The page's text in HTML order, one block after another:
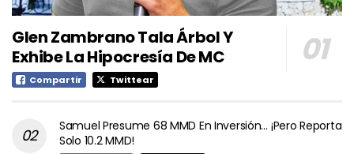
Glen Zambrano Tala Árbol Y
Exhibe La Hipocresía De MC
Compartir Twittear
Samuel Presume 68 MMD En Inversión… ¡Pero Reporta
Solo 10.2 MMD!